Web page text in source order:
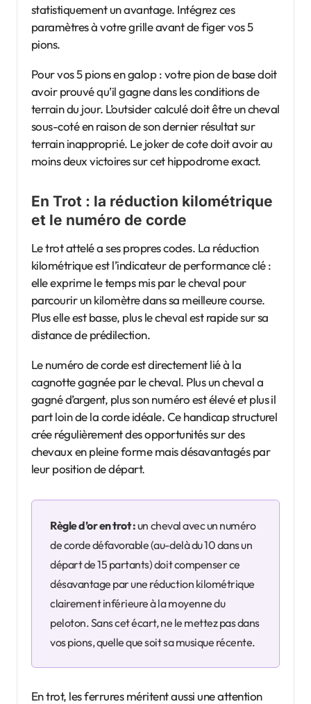
statistiquement un avantage. Intégrez ces
paramètres à votre grille avant de figer vos 5
pions.
Pour vos 5 pions en galop : votre pion de base doit
avoir prouvé qu’il gagne dans les conditions de
terrain du jour. L’outsider calculé doit être un cheval
sous-coté en raison de son dernier résultat sur
terrain inapproprié. Le joker de cote doit avoir au
moins deux victoires sur cet hippodrome exact.
En Trot : la réduction kilométrique
et le numéro de corde
Le trot attelé a ses propres codes. La réduction
kilométrique est l’indicateur de performance clé :
elle exprime le temps mis par le cheval pour
parcourir un kilomètre dans sa meilleure course.
Plus elle est basse, plus le cheval est rapide sur sa
distance de prédilection.
Le numéro de corde est directement lié à la
cagnotte gagnée par le cheval. Plus un cheval a
gagné d’argent, plus son numéro est élevé et plus il
part loin de la corde idéale. Ce handicap structurel
crée régulièrement des opportunités sur des
chevaux en pleine forme mais désavantagés par
leur position de départ.
Règle d’or en trot :un cheval avec un numéro
de corde défavorable (au-delà du 10 dans un
départ de 15 partants) doit compenser ce
désavantage par une réduction kilométrique
clairement inférieure à la moyenne du
peloton. Sans cet écart, ne le mettez pas dans
vos pions, quelle que soit sa musique récente.
En trot, les ferrures méritent aussi une attention